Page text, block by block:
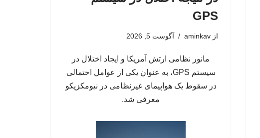
GPS
از aminkav آگوست 5, 2026
مانور نظامی ارتش آمریکا و ایجاد اختلال در
سیستم‌ GPS، به عنوان یکی از عوامل احتمالی
در سقوط یک هواپیمای غیرنظامی در نیومکزیکو
معرفی شد.